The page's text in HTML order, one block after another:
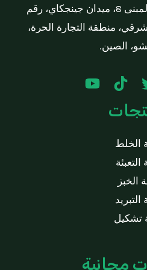
عنوان: الطابق السابع، المبنى 8، ميدان جينجكاي، رقم
منطقة التجارة الحرة،
الصين.
الخلط
التعبئة
الخبز
التبريد
تشكيل
مجانية